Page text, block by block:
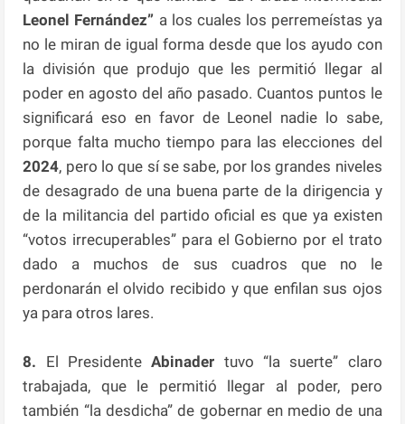
Leonel Fernández” a los cuales los perremeístas ya
no le miran de igual forma desde que los ayudo con
la división que produjo que les permitió llegar al
poder en agosto del año pasado. Cuantos puntos le
significará eso en favor de Leonel nadie lo sabe,
porque falta mucho tiempo para las elecciones del
2024, pero lo que sí se sabe, por los grandes niveles
de desagrado de una buena parte de la dirigencia y
de la militancia del partido oficial es que ya existen
“votos irrecuperables” para el Gobierno por el trato
dado a muchos de sus cuadros que no le
perdonarán el olvido recibido y que enfilan sus ojos
ya para otros lares.
8. El Presidente Abinader tuvo “la suerte” claro
trabajada, que le permitió llegar al poder, pero
también “la desdicha” de gobernar en medio de una